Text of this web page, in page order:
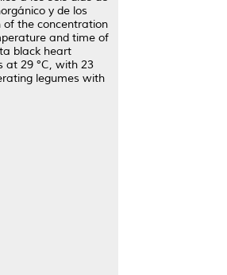
y de los
of the concentration
and time of
black heart
at 29 °C, with 23
legumes with